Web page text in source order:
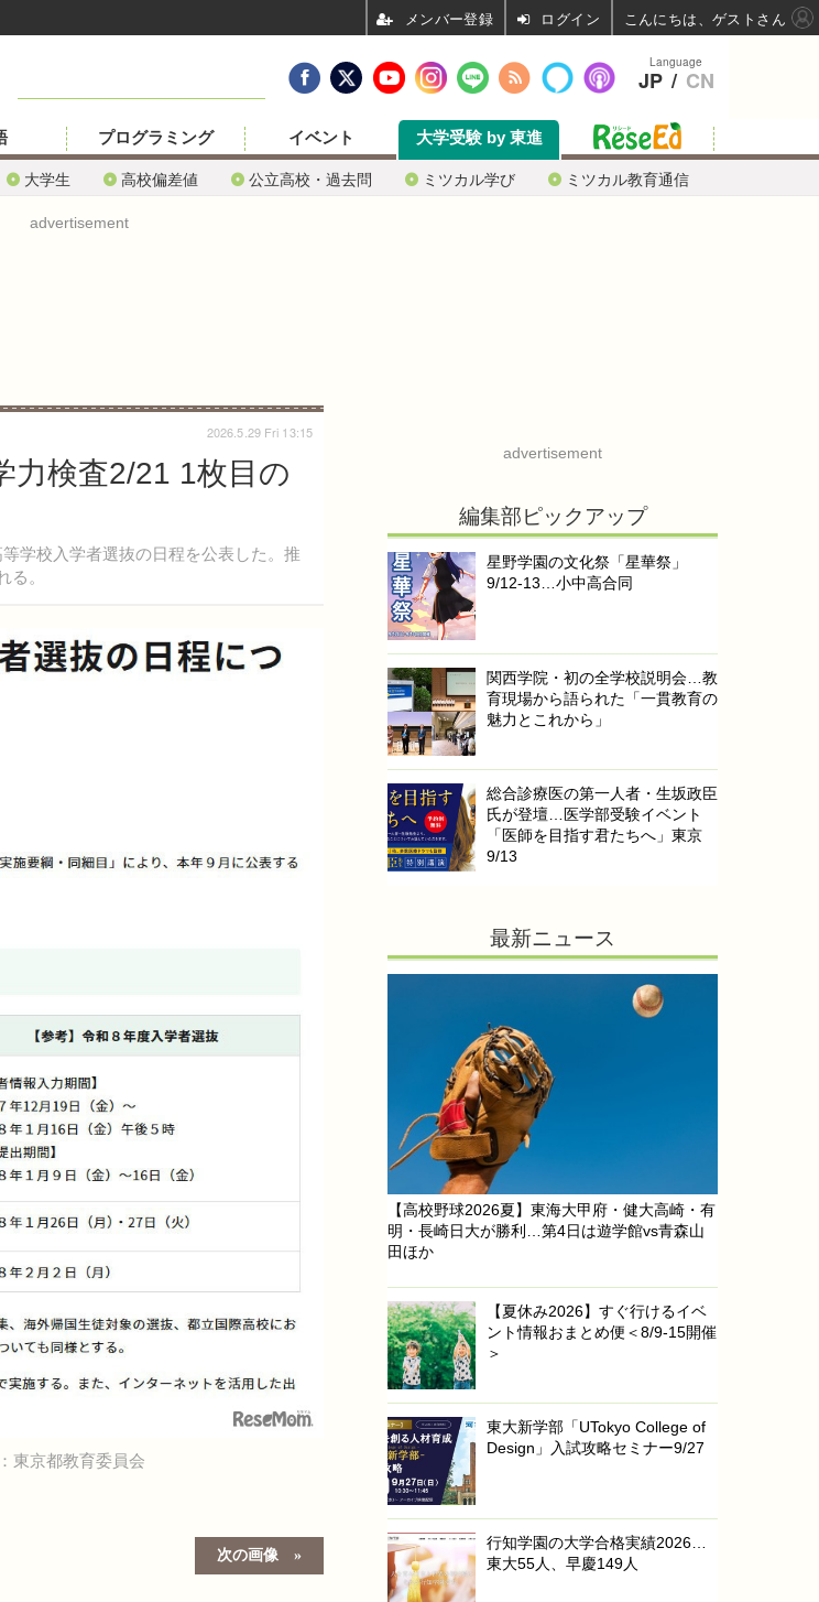
大学生 高校偏差値 公立高校・過去問 ミツカル学び ミツカル教育通信
プログラミング イベント 大学受験 by 東進
advertisement
力検査2/21 1枚目の
学校入学者選抜の日程を公表した。推
る。
2026.5.29 Fri 13:15
東京都教育委員会
次の画像
advertisement
編集部ピックアップ
星野学園の文化祭「星華祭」
9/12-13…小中高合同
関西学院・初の全学校説明会…教
育現場から語られた「一貫教育の
魅力とこれから」
総合診療医の第一人者・生坂政臣
氏が登壇…医学部受験イベント
「医師を目指す君たちへ」東京
9/13
最新ニュース
【高校野球2026夏】東海大甲府・健大高崎・有
明・長崎日大が勝利…第4日は遊学館vs青森山
田ほか
【夏休み2026】すぐ行けるイベ
ント情報おまとめ便＜8/9-15開催
＞
東大新学部「UTokyo College of
Design」入試攻略セミナー9/27
行知学園の大学合格実績2026…
東大55人、早慶149人
Language
JP / CN
ログイン こんにちは、ゲストさん